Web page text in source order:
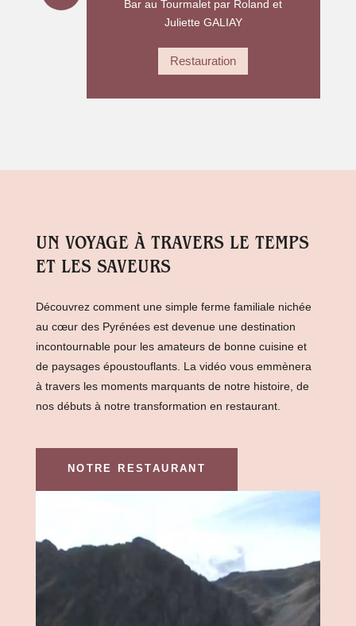
Bar au Tourmalet par Roland et
Juliette GALIAY
Restauration
UN VOYAGE À TRAVERS LE TEMPS
ET LES SAVEURS
Découvrez comment une simple ferme familiale nichée
au cœur des Pyrénées est devenue une destination
incontournable pour les amateurs de bonne cuisine et
de paysages époustouflants. La vidéo vous emmènera
à travers les moments marquants de notre histoire, de
nos débuts à notre transformation en restaurant.
NOTRE RESTAURANT